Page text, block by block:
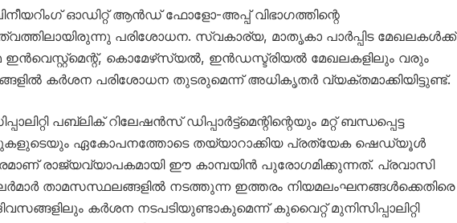
ഓഡിറ്റ് ആൻഡ് ഫോളോ-അപ്പ് വിഭാഗത്തിന്റെ
പരിശോധന. സ്വകാര്യ, മാതൃകാ പാർപ്പിട മേഖലകൾക്ക്
ഇൻവെസ്റ്റ്‌മെന്റ്, കൊമേഴ്‌സ്യൽ, ഇൻഡസ്ട്രിയൽ മേഖലകളിലും വരും
കർശന പരിശോധന തുടരുമെന്ന് അധികൃതർ വ്യക്തമാക്കിയിട്ടുണ്ട്.
പബ്ലിക് റിലേഷൻസ് ഡിപ്പാർട്ട്‌മെന്റിന്റെയും മറ്റ് ബന്ധപ്പെട്ട
ഏകോപനത്തോടെ തയ്യാറാക്കിയ പ്രത്യേക ഷെഡ്യൂൾ
രാജ്യവ്യാപകമായി ഈ കാമ്പയിൻ പുരോഗമിക്കുന്നത്. പ്രവാസി
താമസസ്ഥലങ്ങളിൽ നടത്തുന്ന ഇത്തരം നിയമലംഘനങ്ങൾക്കെതിരെ
കർശന നടപടിയുണ്ടാകുമെന്ന് കുവൈറ്റ് മുനിസിപ്പാലിറ്റി